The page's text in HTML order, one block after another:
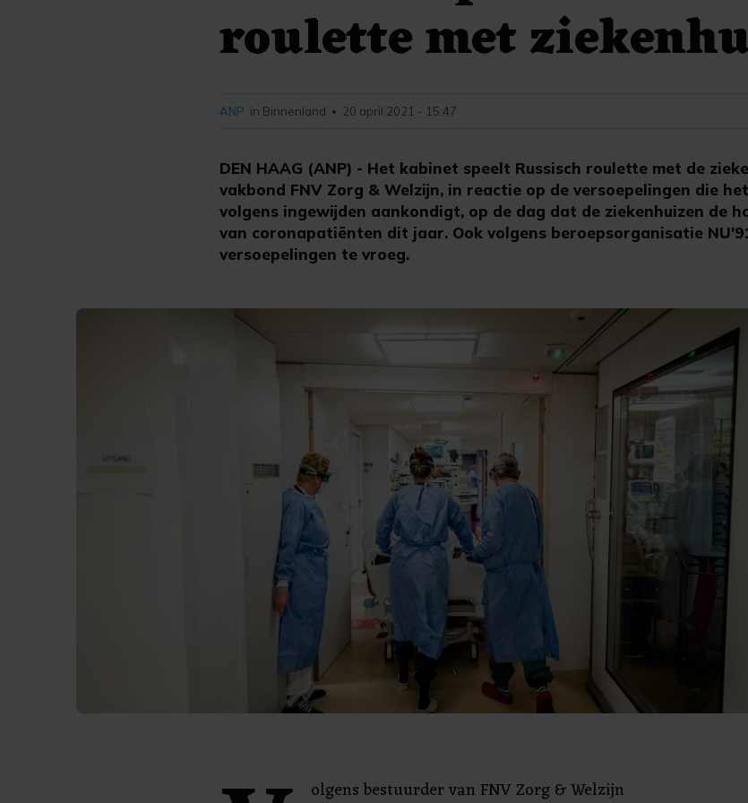
roulette met
DEN HAAG (ANP) - Het kabinet speelt Russisch roulette met de
vakbond FNV Zorg & Welzijn, in reactie op de versoepelingen die
volgens ingewijden aankondigt, op de dag dat de ziekenhuizen de
van coronapatiënten dit jaar. Ook volgens beroepsorganisatie
versoepelingen te vroeg.
ANP in Binnenland • 20 april 2021 - 15:47
olgens bestuurder van FNV Zorg & Welzijn